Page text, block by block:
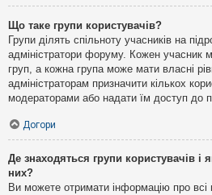
Що таке групи користувачів?
Групи ділять спільноту учасників на
адміністратори форуму. Кожен учасник
груп, а кожна група може мати власні
адміністраторам призначити кількох
модераторами або надати їм доступ до
Догори
Де знаходяться групи користувачів і
них?
Ви можете отримати інформацію про всі